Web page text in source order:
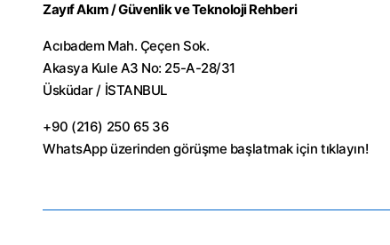
Zayıf Akım / Güvenlik ve Teknoloji Rehberi
Acıbadem Mah. Çeçen Sok.
Akasya Kule A3 No: 25-A-28/31
Üsküdar / İSTANBUL
+90 (216) 250 65 36
WhatsApp üzerinden görüşme başlatmak içintıklayın!